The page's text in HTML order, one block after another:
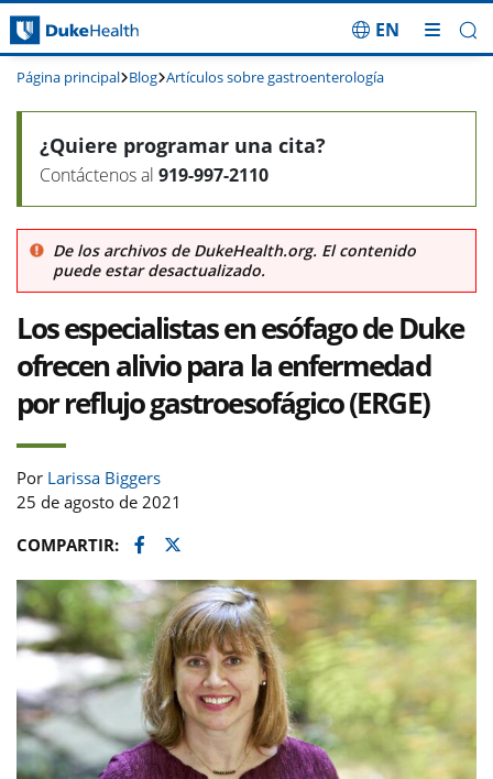
Saltar navegación
EN
Página principal Blog Artículos sobre gastroenterología
De los archivos de DukeHealth.org. El contenido
puede estar desactualizado.
Los especialistas en esófago de Duke
ofrecen alivio para la enfermedad
por reflujo gastroesofágico (ERGE)
Por Larissa Biggers
25 de agosto de 2021
COMPARTIR:
Facebook
Twitter
¿Quiere programar una cita?
Contáctenos al 919-997-2110